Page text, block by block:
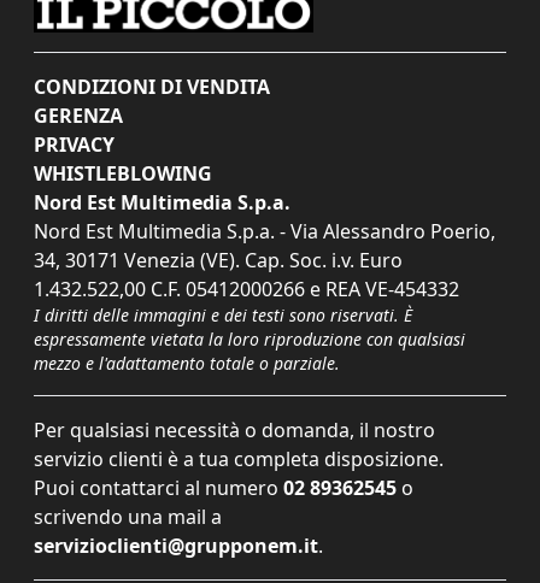
CONDIZIONI DI VENDITA
GERENZA
PRIVACY
WHISTLEBLOWING
Nord Est Multimedia S.p.a.
Nord Est Multimedia S.p.a. - Via Alessandro Poerio,
34, 30171 Venezia (VE). Cap. Soc. i.v. Euro
1.432.522,00 C.F. 05412000266 e REA VE-454332
I diritti delle immagini e dei testi sono riservati. È
espressamente vietata la loro riproduzione con qualsiasi
mezzo e l'adattamento totale o parziale.
Per qualsiasi necessità o domanda, il nostro
servizio clienti è a tua completa disposizione.
Puoi contattarci al numero 02 89362545 o
scrivendo una mail a
servizioclienti@grupponem.it.